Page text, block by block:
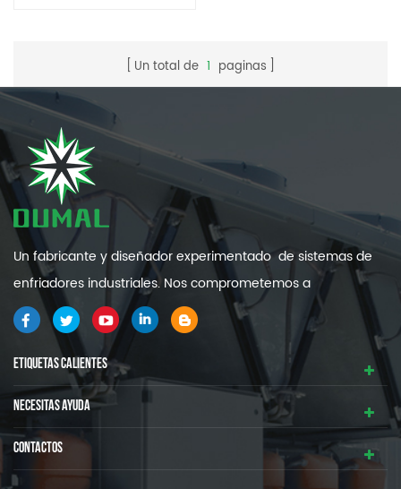
Un total de 1 paginas
Un fabricante y diseñador experimentado de sistemas de
enfriadores industriales. Nos comprometemos a
proporcionarle sistemas de refrigeración industrial de alta
calidad y eficiencia .
ETIQUETAS CALIENTES
NECESITAS AYUDA
CONTACTOS